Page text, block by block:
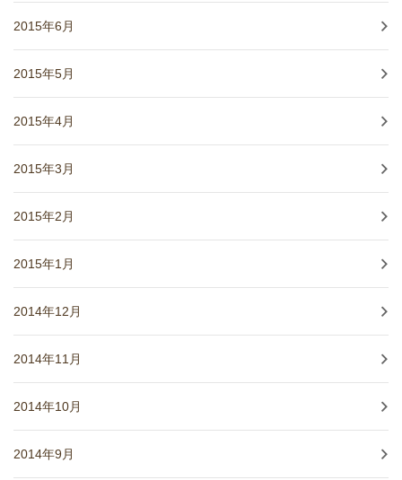
2015年6月
2015年5月
2015年4月
2015年3月
2015年2月
2015年1月
2014年12月
2014年11月
2014年10月
2014年9月